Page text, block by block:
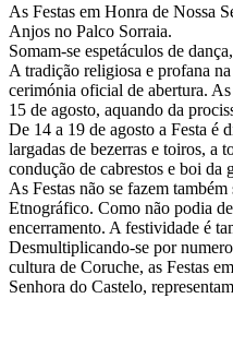
As Festas em Honra de Nossa
Anjos no Palco Sorraia.
Somam-se espetáculos de
A tradição religiosa e profana
cerimónia oficial de abertura. As
15 de agosto, aquando da
De 14 a 19 de agosto a Festa é
largadas de bezerras e toiros, a
condução de cabrestos e boi da
As Festas não se fazem
Etnográfico. Como não podia
encerramento. A festividade é
Desmultiplicando-se por
cultura de Coruche, as Festas
Senhora do Castelo,